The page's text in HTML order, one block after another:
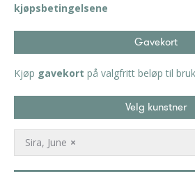
kjøpsbetingelsene
Gavekort
Kjøp gavekort på valgfritt beløp til
Velg kunstner
×
Sira, June